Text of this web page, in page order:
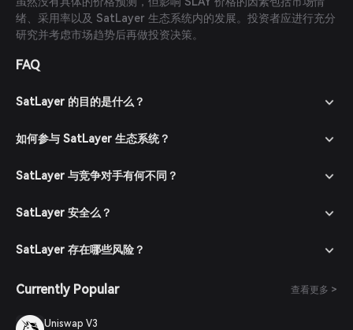
绪、采用率以及 SatLayer 生态系统内的发展。投资者应进行充分
研究并考虑市场趋势后再做投资决策。
FAQ
SatLayer 的目的是什么？
如何参与 SatLayer 生态系统？
SatLayer 与竞争对手有何不同？
SatLayer 安全么？
SatLayer 存在哪些风险？
Currently Popular 查看更多 >
Uniswap V3